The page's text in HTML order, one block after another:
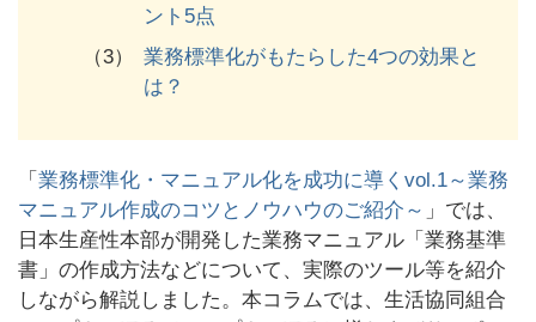
ント5点
（3）
業務標準化がもたらした4つの効果と
は？
「 業務標準化・マニュアル化を成功に導くvol.1～業務
マニュアル作成のコツとノウハウのご紹介～ 」では、
日本生産性本部が開発した業務マニュアル「業務基準
書」の作成方法などについて、実際のツール等を紹介
しながら解説しました。本コラムでは、生活協同組合